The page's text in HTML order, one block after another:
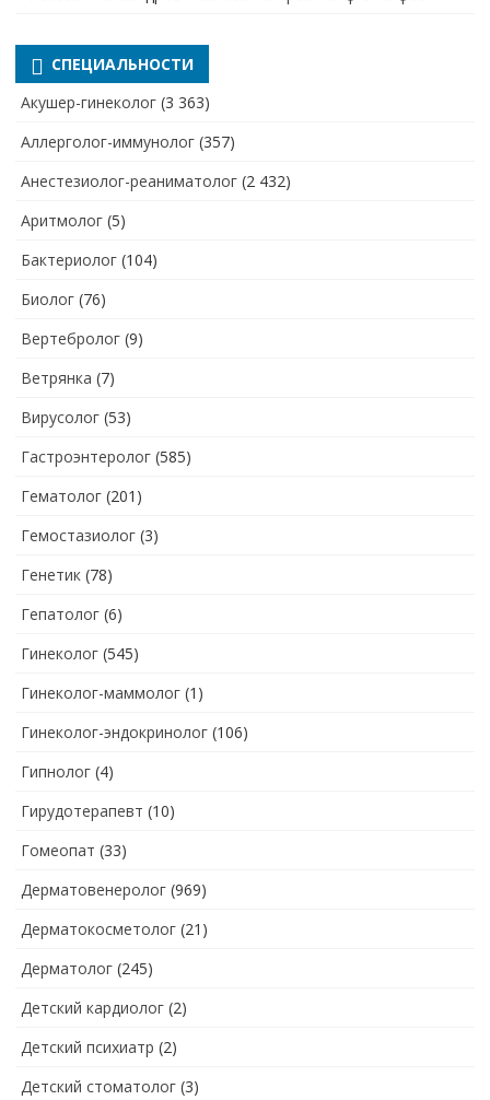
СПЕЦИАЛЬНОСТИ
Акушер-гинеколог (3 363)
Аллерголог-иммунолог (357)
Анестезиолог-реаниматолог (2 432)
Аритмолог (5)
Бактериолог (104)
Биолог (76)
Вертебролог (9)
Ветрянка (7)
Вирусолог (53)
Гастроэнтеролог (585)
Гематолог (201)
Гемостазиолог (3)
Генетик (78)
Гепатолог (6)
Гинеколог (545)
Гинеколог-маммолог (1)
Гинеколог-эндокринолог (106)
Гипнолог (4)
Гирудотерапевт (10)
Гомеопат (33)
Дерматовенеролог (969)
Дерматокосметолог (21)
Дерматолог (245)
Детский кардиолог (2)
Детский психиатр (2)
Детский стоматолог (3)